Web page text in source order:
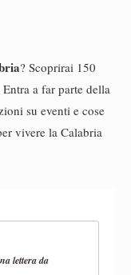
? Scoprirai 150
a far parte della
su eventi e cose
vivere la Calabria